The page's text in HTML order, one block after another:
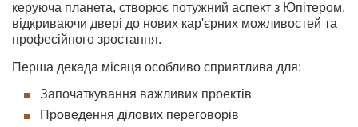
керуюча планета, створює потужний аспект з Юпітером,
відкриваючи двері до нових кар'єрних можливостей та
професійного зростання.
Перша декада місяця особливо сприятлива для:
Започаткування важливих проектів
Проведення ділових переговорів